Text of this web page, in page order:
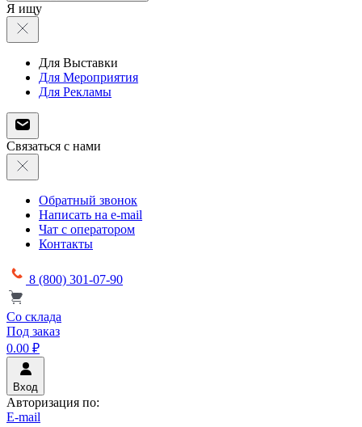
Я ищу
Для Выставки
Для Мероприятия
Для Рекламы
Связаться с нами
Обратный звонок
Написать на e-mail
Чат с оператором
Контакты
8 (800) 301-07-90
Со склада
Под заказ
0.00 ₽
Вход
Авторизация по:
E-mail